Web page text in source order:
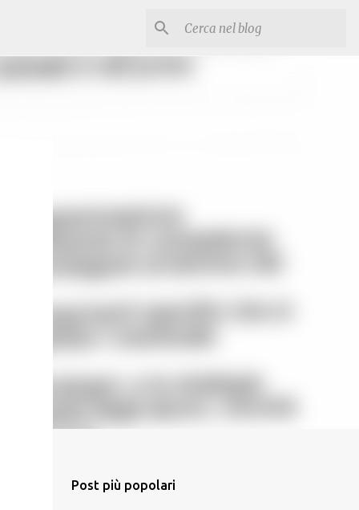
Post più popolari